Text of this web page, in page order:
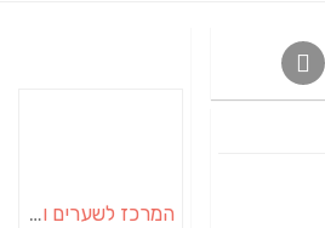
המרכז לשערים וגדרות